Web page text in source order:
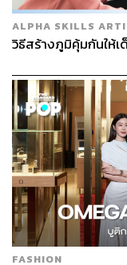
ALPHA SKILLS
วิธีสร้างภูมิคุ้มกันให้
FASHION